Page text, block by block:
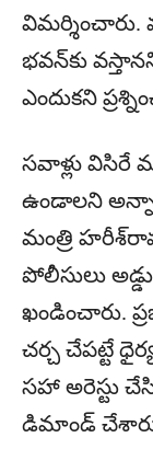
విమర్శించారు.
భవన్‌కు
ఎందుకని
సవాళ్లు విసిరే
ఉండాలని
మంత్రి
పోలీసులు
ఖండించారు.
చర్చ చేపట్టే
సహా అరెస్టు
డిమాండ్